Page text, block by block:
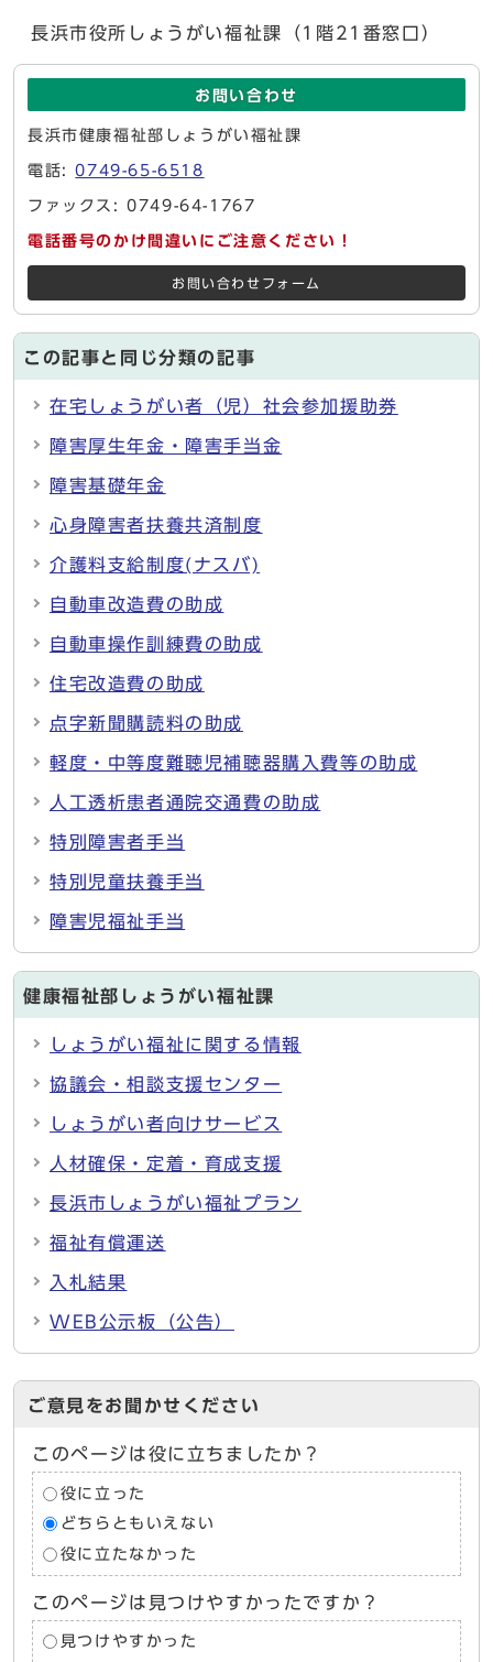
長浜市役所しょうがい福祉課（1階21番窓口）
お問い合わせ
長浜市健康福祉部しょうがい福祉課
電話:0749-65-6518
ファックス: 0749-64-1767
電話番号のかけ間違いにご注意ください！
お問い合わせフォーム
この記事と同じ分類の記事
在宅しょうがい者（児）社会参加援助券
障害厚生年金・障害手当金
障害基礎年金
心身障害者扶養共済制度
介護料支給制度(ナスバ)
自動車改造費の助成
自動車操作訓練費の助成
住宅改造費の助成
点字新聞購読料の助成
軽度・中等度難聴児補聴器購入費等の助成
人工透析患者通院交通費の助成
特別障害者手当
特別児童扶養手当
障害児福祉手当
健康福祉部しょうがい福祉課
しょうがい福祉に関する情報
協議会・相談支援センター
しょうがい者向けサービス
人材確保・定着・育成支援
長浜市しょうがい福祉プラン
福祉有償運送
入札結果
WEB公示板（公告）
ご意見をお聞かせください
このページは役に立ちましたか？
役に立った
どちらともいえない
役に立たなかった
このページは見つけやすかったですか？
見つけやすかった